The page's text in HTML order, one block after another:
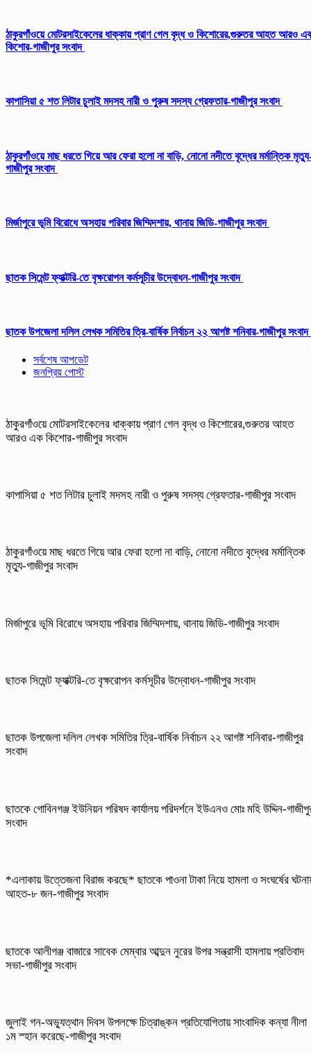
ঠাকুরগাঁওয়ে মোটরসাইকেলের ধাক্কায় প্রাণ গেল বৃদ্ধ ও কিশোরের,গুরুতর আহত আরও
কিশোর-গাজীপুর সংবাদ
কাপাসিয়া ৫ শত লিটার চুলাই মদসহ নারী ও পুরুষ সদস্য গ্রেফতার-গাজীপুর সংবাদ
ঠাকুরগাঁওয়ে মাছ ধরতে গিয়ে আর ফেরা হলো না বাড়ি, নোনো নদীতে বৃদ্ধের মর্মান্তিক
গাজীপুর সংবাদ
মির্জাপুরে ভূমি বিরোধে অসহায় পরিবার জিম্মিদশায়, থানায় জিডি-গাজীপুর সংবাদ
ছাতক সিমেন্ট ফ্যাক্টরি-তে বৃক্ষরোপন কর্মসূচীর উদ্বোধন-গাজীপুর সংবাদ
ছাতক উপজেলা দলিল লেখক সমিতির ত্রি-বার্ষিক নির্বাচন ২২ আগষ্ট শনিবার-গাজীপুর সংবাদ
সর্বশেষ আপডেট
জনপ্রিয় পোস্ট
ঠাকুরগাঁওয়ে মোটরসাইকেলের ধাক্কায় প্রাণ গেল বৃদ্ধ ও কিশোরের,গুরুতর আহত
আরও এক কিশোর-গাজীপুর সংবাদ
কাপাসিয়া ৫ শত লিটার চুলাই মদসহ নারী ও পুরুষ সদস্য গ্রেফতার-গাজীপুর সংবাদ
ঠাকুরগাঁওয়ে মাছ ধরতে গিয়ে আর ফেরা হলো না বাড়ি, নোনো নদীতে বৃদ্ধের মর্মান্তিক
মৃত্যু-গাজীপুর সংবাদ
মির্জাপুরে ভূমি বিরোধে অসহায় পরিবার জিম্মিদশায়, থানায় জিডি-গাজীপুর সংবাদ
ছাতক সিমেন্ট ফ্যাক্টরি-তে বৃক্ষরোপন কর্মসূচীর উদ্বোধন-গাজীপুর সংবাদ
ছাতক উপজেলা দলিল লেখক সমিতির ত্রি-বার্ষিক নির্বাচন ২২ আগষ্ট শনিবার-গাজীপুর
সংবাদ
ছাতকে গোবিনগঞ্জ ইউনিয়ন পরিষদ কার্যালয় পরিদর্শনে ইউএনও মোঃ মহি উদ্দিন-
সংবাদ
*এলাকায় উত্তেজনা বিরাজ করছে* ছাতকে পাওনা টাকা নিয়ে হামলা ও সংঘর্ষের
আহত-৮ জন-গাজীপুর সংবাদ
ছাতকে আলীগঞ্জ বাজারে সাবেক মেম্বার আব্দুন নুরের উপর সন্ত্রাসী হামলায় প্রতিবাদ
সভা-গাজীপুর সংবাদ
জুলাই গন-অভ্যুত্থান দিবস উপলক্ষে চিত্রাঙ্কন প্রতিযোগিতায় সাংবাদিক কন্যা নীলা
১ম স্হান করেছে-গাজীপুর সংবাদ